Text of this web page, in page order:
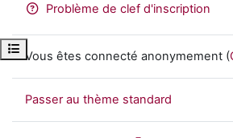
Ouvrir l’index du cours
Problème de clef d'inscription
Vous êtes connecté anonymement (
Passer au thème standard